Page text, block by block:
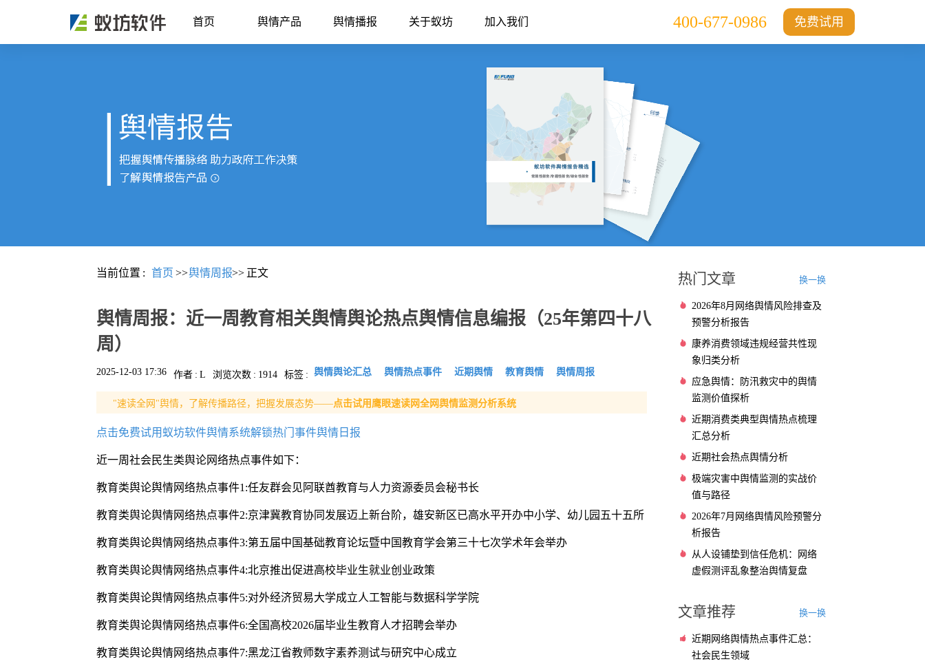
首页 舆情产品 舆情播报 关于蚁坊 加入我们 免费试用
400-677-0986
当前位置 : 首页 >>舆情周报>> 正文
舆情周报：近一周教育相关舆情舆论热点舆情信息编报（25年第四十八
周）
2025-12-03 17:36 作者 : L 浏览次数 : 1914 标签 : 舆情周报
教育舆情
近期舆情
舆情热点事件
舆情舆论汇总
"速读全网"舆情，了解传播路径，把握发展态势——点击试用鹰眼速读网全网舆情监测分析系统
点击免费试用蚁坊软件舆情系统解锁热门事件舆情日报
近一周社会民生类舆论网络热点事件如下：
教育类舆论舆情网络热点事件1:任友群会见阿联酋教育与人力资源委员会秘书长
教育类舆论舆情网络热点事件2:京津冀教育协同发展迈上新台阶，雄安新区已高水平开办中小学、幼儿园五十五所
教育类舆论舆情网络热点事件3:第五届中国基础教育论坛暨中国教育学会第三十七次学术年会举办
教育类舆论舆情网络热点事件4:北京推出促进高校毕业生就业创业政策
教育类舆论舆情网络热点事件5:对外经济贸易大学成立人工智能与数据科学学院
教育类舆论舆情网络热点事件6:全国高校2026届毕业生教育人才招聘会举办
教育类舆论舆情网络热点事件7:黑龙江省教师数字素养测试与研究中心成立
热门文章 换一换
2026年8月网络舆情风险排查及
预警分析报告
康养消费领域违规经营共性现
象归类分析
应急舆情：防汛救灾中的舆情
监测价值探析
近期消费类典型舆情热点梳理
汇总分析
近期社会热点舆情分析
极端灾害中舆情监测的实战价
值与路径
2026年7月网络舆情风险预警分
析报告
从人设铺垫到信任危机：网络
虚假测评乱象整治舆情复盘
文章推荐 换一换
近期网络舆情热点事件汇总：
社会民生领域